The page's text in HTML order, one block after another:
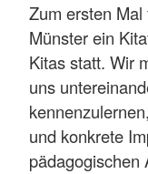
Zum ersten
Münster ein
Kitas statt. Wir
uns
und konkrete
pädagogischen